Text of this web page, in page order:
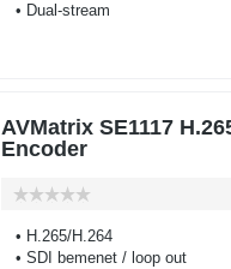
• Dual-stream
AVMatrix SE1117
Encoder
• H.265/H.264
• SDI bemenet / loop out